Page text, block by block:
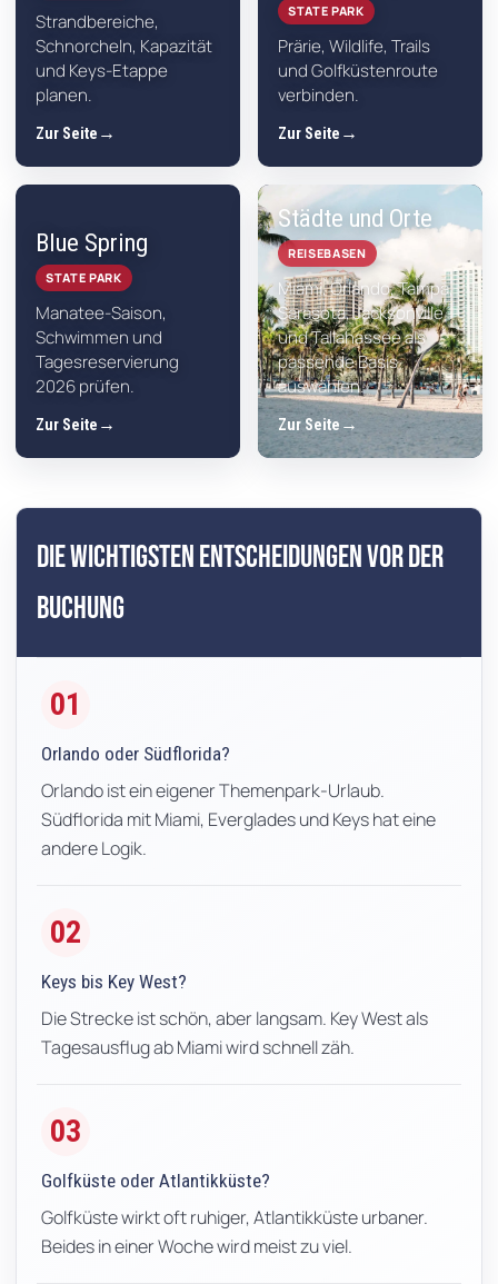
Strandbereiche,
Schnorcheln, Kapazität
und Keys-Etappe
planen.
Zur Seite
STATE PARK
Prärie, Wildlife, Trails
und Golfküstenroute
verbinden.
Zur Seite
Blue Spring
STATE PARK
Manatee-Saison,
Schwimmen und
Tagesreservierung
2026 prüfen.
Zur Seite
Städte und Orte
REISEBASEN
Miami, Orlando, Tampa,
Sarasota, Jacksonville
und Tallahassee als
passende Basis
auswählen.
Zur Seite
Die wichtigsten Entscheidungen vor der
Buchung
01
Orlando oder Südflorida?
Orlando ist ein eigener Themenpark-Urlaub.
Südflorida mit Miami, Everglades und Keys hat eine
andere Logik.
02
Keys bis Key West?
Die Strecke ist schön, aber langsam. Key West als
Tagesausflug ab Miami wird schnell zäh.
03
Golfküste oder Atlantikküste?
Golfküste wirkt oft ruhiger, Atlantikküste urbaner.
Beides in einer Woche wird meist zu viel.